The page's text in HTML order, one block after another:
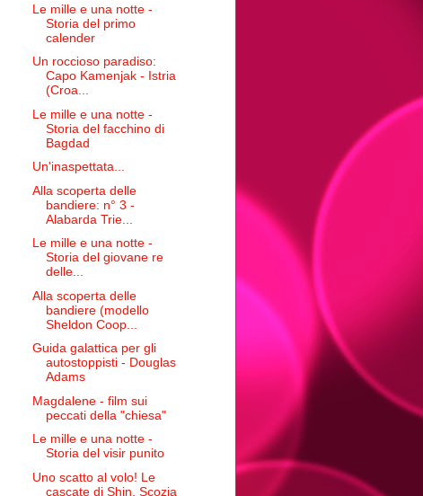
Le mille e una notte -
Storia del primo
calender
Un roccioso paradiso:
Capo Kamenjak - Istria
(Croa...
Le mille e una notte -
Storia del facchino di
Bagdad
Un'inaspettata...
Alla scoperta delle
bandiere: n° 3 -
Alabarda Trie...
Le mille e una notte -
Storia del giovane re
delle...
Alla scoperta delle
bandiere (modello
Sheldon Coop...
Guida galattica per gli
autostoppisti - Douglas
Adams
Magdalene - film sui
peccati della "chiesa"
Le mille e una notte -
Storia del visir punito
Uno scatto al volo! Le
cascate di Shin, Scozia